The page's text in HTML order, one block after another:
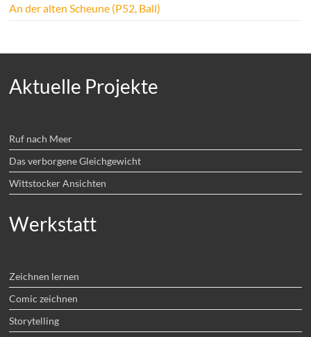
An der alten Scheune (P52, Ball)
Aktuelle Projekte
Ruf nach Meer
Das verborgene Gleichgewicht
Wittstocker Ansichten
Werkstatt
Zeichnen lernen
Comic zeichnen
Storytelling